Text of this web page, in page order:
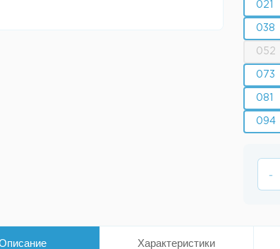
021
038
052
073
081
094
-
Характеристики